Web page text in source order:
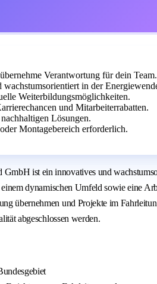
Verantwortung für dein Team.
in der
Weiterbildungsmöglichkeiten.
und Mitarbeiterrabatten.
Lösungen.
Montagebereich erforderlich.
ist ein innovatives und
dynamischen Umfeld sowie eine
übernehmen und Projekte im
abgeschlossen werden.